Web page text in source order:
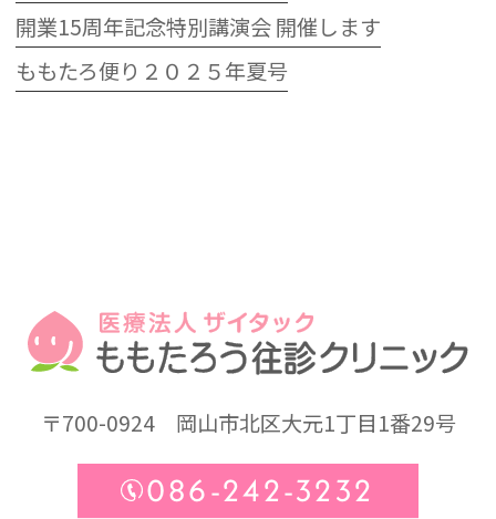
開業15周年記念特別講演会 開催します
ももたろ便り２０２５年夏号
〒700-0924岡山市北区大元1丁目1番29号
086-242-3232